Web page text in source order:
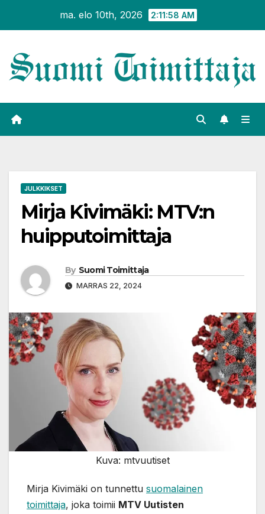
ma. elo 10th, 2026 2:11:59 AM
JULKKIKSET
Mirja Kivimäki: MTV:n
huipputoimittaja
By Suomi Toimittaja
MARRAS 22, 2024
Kuva: mtvuutiset
Mirja Kivimäki on tunnettu suomalainen
toimittaja, joka toimii MTV Uutisten